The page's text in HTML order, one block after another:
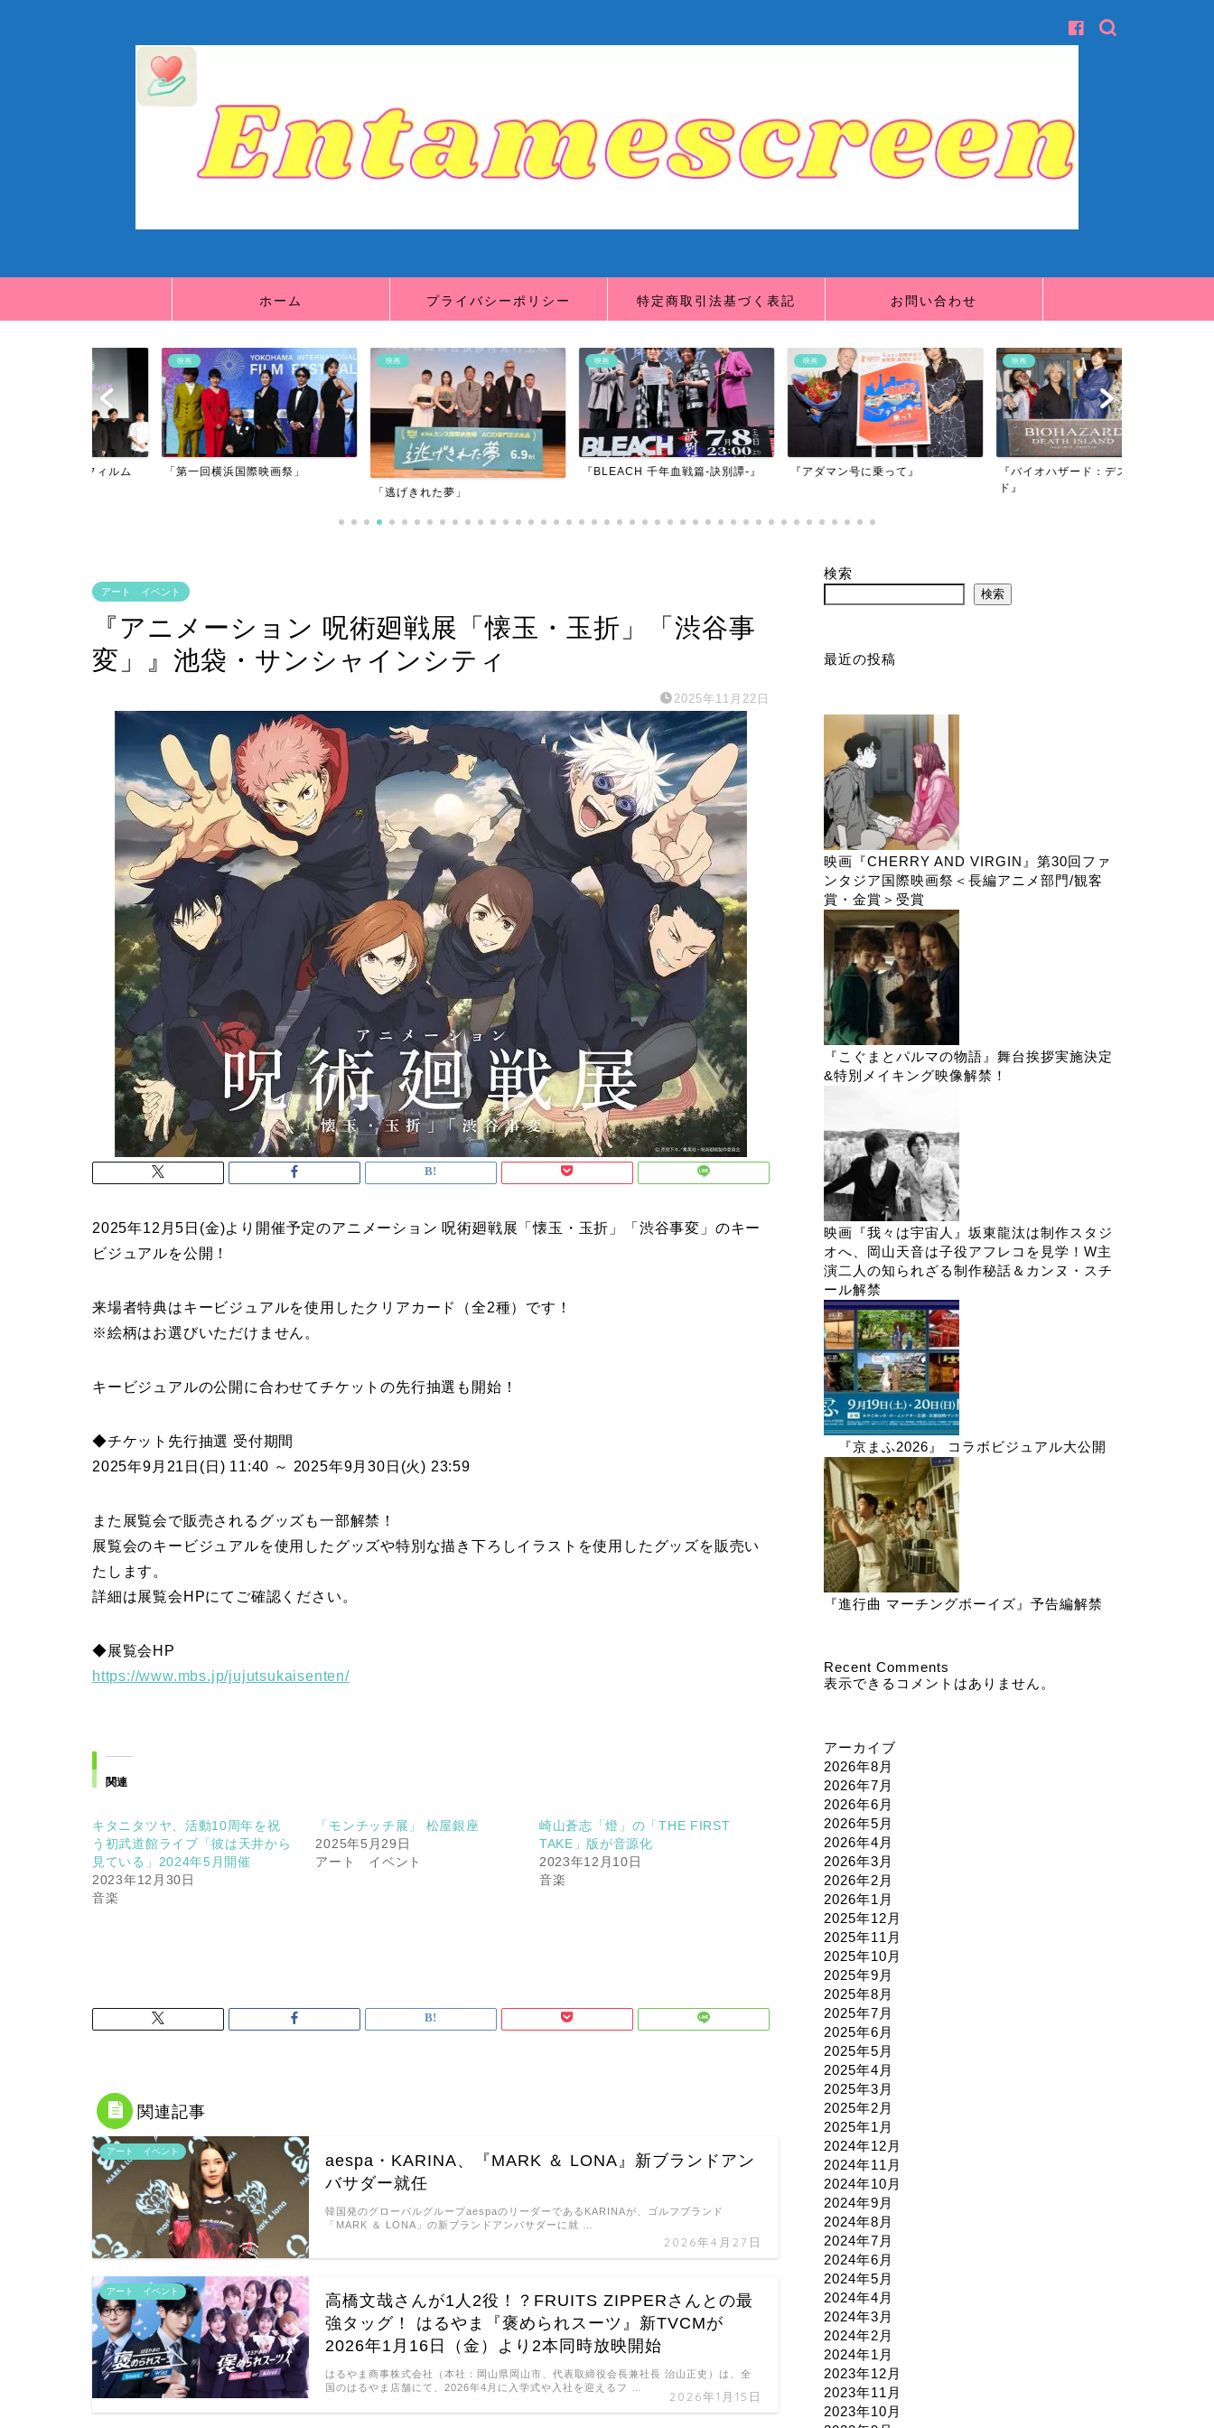
ホーム プライバシーポリシー 特定商取引法基づく表記 お問い合わせ
「第一回横浜国際映画祭」
映画
「逃げきれた夢」
『BLEACH 千年血戦篇-訣別譚-』
映画
『アダマン号に乗って』
映画
『バイオハザード：デスアイラン
アート イベント
『アニメーション 呪術廻戦展「懐玉・玉折」「渋谷事
変」』池袋・サンシャインシティ
2025年11月22日
2025年12月5日(金)より開催予定のアニメーション 呪術廻戦展「懐玉・玉折」「渋谷事変」のキー
ビジュアルを公開！
来場者特典はキービジュアルを使用したクリアカード（全2種）です！
※絵柄はお選びいただけません。
キービジュアルの公開に合わせてチケットの先行抽選も開始！
◆チケット先行抽選 受付期間
2025年9月21日(日) 11:40 ～ 2025年9月30日(火) 23:59
また展覧会で販売されるグッズも一部解禁！
展覧会のキービジュアルを使用したグッズや特別な描き下ろしイラストを使用したグッズを販売い
たします。
詳細は展覧会HPにてご確認ください。
◆展覧会HP
https://www.mbs.jp/jujutsukaisenten/
関連
キタニタツヤ、活動10周年を祝
う初武道館ライブ「彼は天井から
見ている」2024年5月開催
2023年12月30日
音楽
「モンチッチ展」 松屋銀座
2025年5月29日
アート イベント
崎山蒼志「燈」の「THE FIRST
TAKE」版が音源化
2023年12月10日
音楽
関連記事
アート イベント
aespa・KARINA、『MARK ＆ LONA』新ブランドアン
バサダー就任
2026年4月27日
韓国発のグローバルグループaespaのリーダーであるKARINAが、ゴルフブランド
「MARK ＆ LONA」の新ブランドアンバサダーに就 …
アート イベント
高橋文哉さんが1人2役！？FRUITS ZIPPERさんとの最
強タッグ！ はるやま『褒められスーツ』新TVCMが
2026年1月16日（金）より2本同時放映開始
2026年1月15日
はるやま商事株式会社（本社：岡山県岡山市、代表取締役会長兼社長 治山正史）は、全
国のはるやま店舗にて、2026年4月に入学式や入社を迎えるフ …
検索
検索
最近の投稿
映画『CHERRY AND VIRGIN』第30回ファ
ンタジア国際映画祭＜長編アニメ部門/観客
賞・金賞＞受賞
『こぐまとパルマの物語』舞台挨拶実施決定
&特別メイキング映像解禁！
映画『我々は宇宙人』坂東龍汰は制作スタジ
オへ、岡山天音は子役アフレコを見学！W主
演二人の知られざる制作秘話＆カンヌ・スチ
ール解禁
『京まふ2026』 コラボビジュアル大公開
『進行曲 マーチングボーイズ』予告編解禁
Recent Comments
表示できるコメントはありません。
アーカイブ
2026年8月
2026年7月
2026年6月
2026年5月
2026年4月
2026年3月
2026年2月
2026年1月
2025年12月
2025年11月
2025年10月
2025年9月
2025年8月
2025年7月
2025年6月
2025年5月
2025年4月
2025年3月
2025年2月
2025年1月
2024年12月
2024年11月
2024年10月
2024年9月
2024年8月
2024年7月
2024年6月
2024年5月
2024年4月
2024年3月
2024年2月
2024年1月
2023年12月
2023年11月
2023年10月